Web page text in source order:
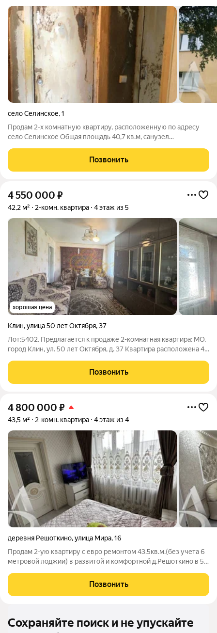
село Селинское,1
Продам 2-х комнатную квартиру, расположенную по адресу
село Селинское Общая площадь 40,7 кв.м, санузел
теплая квартира, больших вложений не требует. Хорошие
соседи. В подъезде был произведен
Позвонить
4 550 000 ₽
42,2 м² 2-комн. квартира 4 этаж из 5
хорошая цена
Клин,улица 50 лет Октября,37
Лот:5402. Предлагается к продаже 2-комнатная квартира: МО,
город Клин, ул. 50 лет Октября, д. 37 Квартира расположена 4
комнаты изолированные -17,2/10,6 кв.м, с/у совмещенный.
Требуется
Позвонить
4 800 000 ₽
43,5 м² 2-комн. квартира 4 этаж из 4
деревня Решоткино,улица Мира,16
Продам 2-ую квартиру с евро ремонтом 43.5кв.м.(без учета 6
метровой лоджии) в развитой и комфортной д.Решоткино в 5
квартире поменяны полы(ламинат и плитка), везде натяжные
потолки, дорогие
Позвонить
Сохраняйте поиск и не упускайте